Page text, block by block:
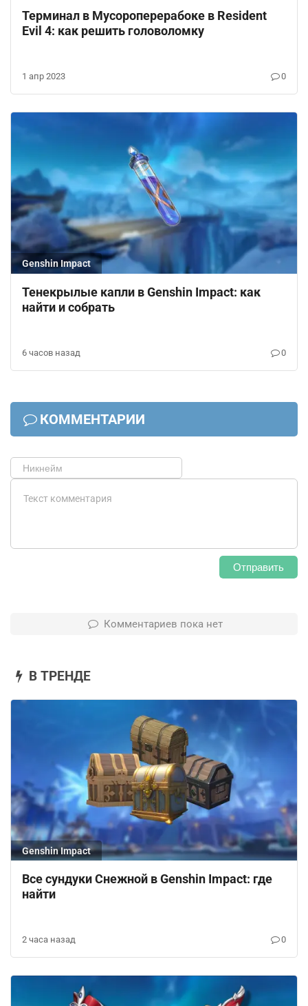
Терминал в Мусороперерабоке в Resident
Evil 4: как решить головоломку
1 апр 2023 0
Genshin Impact
Тенекрылые капли в Genshin Impact: как
найти и собрать
6 часов назад 0
КОММЕНТАРИИ
Отправить
Комментариев пока нет
В ТРЕНДЕ
Genshin Impact
Все сундуки Снежной в Genshin Impact: где
найти
2 часа назад 0